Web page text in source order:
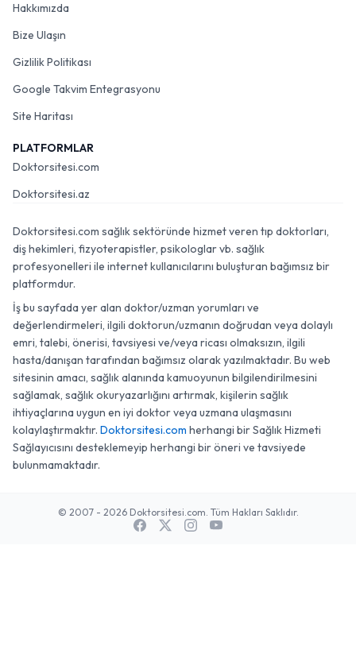
Hakkımızda
Bize Ulaşın
Gizlilik Politikası
Google Takvim Entegrasyonu
Site Haritası
PLATFORMLAR
Doktorsitesi.com
Doktorsitesi.az
Doktorsitesi.com sağlık sektöründe hizmet veren tıp doktorları,
diş hekimleri, fizyoterapistler, psikologlar vb. sağlık
profesyonelleri ile internet kullanıcılarını buluşturan bağımsız bir
platformdur.
İş bu sayfada yer alan doktor/uzman yorumları ve
değerlendirmeleri, ilgili doktorun/uzmanın doğrudan veya dolaylı
emri, talebi, önerisi, tavsiyesi ve/veya ricası olmaksızın, ilgili
hasta/danışan tarafından bağımsız olarak yazılmaktadır. Bu web
sitesinin amacı, sağlık alanında kamuoyunun bilgilendirilmesini
sağlamak, sağlık okuryazarlığını artırmak, kişilerin sağlık
ihtiyaçlarına uygun en iyi doktor veya uzmana ulaşmasını
kolaylaştırmaktır. Doktorsitesi.com herhangi bir Sağlık Hizmeti
Sağlayıcısını desteklemeyip herhangi bir öneri ve tavsiyede
bulunmamaktadır.
© 2007 - 2026 Doktorsitesi.com. Tüm Hakları Saklıdır.